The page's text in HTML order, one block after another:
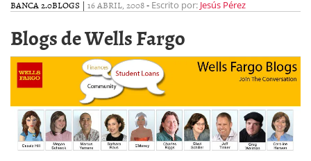
BANCA 2.0BLOGS | 16 ABRIL, 2008- Escrito por: Jesús Pérez
Blogs de Wells Fargo